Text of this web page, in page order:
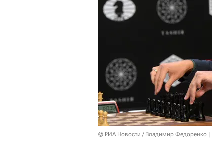
© РИА Новости / Владимир Федоренко